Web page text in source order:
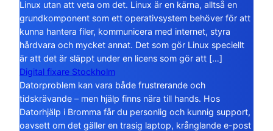
Linux utan att veta om det. Linux är en kärna, alltså en
grundkomponent som ett operativsystem behöver för att
kunna hantera filer, kommunicera med internet, styra
hårdvara och mycket annat. Det som gör Linux speciellt
är att det är släppt under en licens som gör att […]
Digital fixare Stockholm
Datorproblem kan vara både frustrerande och
tidskrävande – men hjälp finns nära till hands. Hos
Datorhjälp i Bromma får du personlig och kunnig support,
oavsett om det gäller en trasig laptop, krånglande e-post